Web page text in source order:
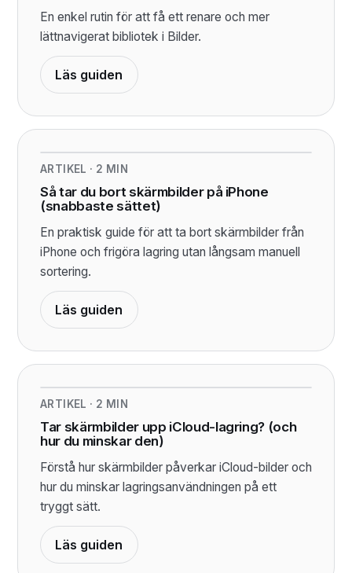
En enkel rutin för att få ett renare och mer
lättnavigerat bibliotek i Bilder.
Läs guiden
ARTIKEL · 2 MIN
Så tar du bort skärmbilder på iPhone
(snabbaste sättet)
En praktisk guide för att ta bort skärmbilder från
iPhone och frigöra lagring utan långsam manuell
sortering.
Läs guiden
ARTIKEL · 2 MIN
Tar skärmbilder upp iCloud-lagring? (och
hur du minskar den)
Förstå hur skärmbilder påverkar iCloud-bilder och
hur du minskar lagringsanvändningen på ett
tryggt sätt.
Läs guiden